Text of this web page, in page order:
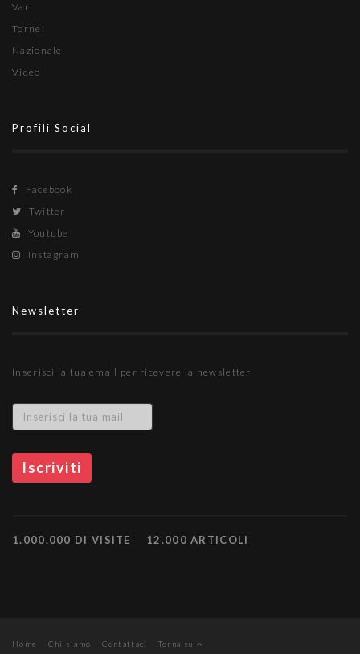
Vari
Tornei
Nazionale
Video
Profili Social
Facebook
Twitter
Youtube
Instagram
Newsletter
Inserisci la tua email per ricevere la newsletter
1.000.000 DI VISITE 12.000 ARTICOLI
Home Chi siamo Contattaci
Torna su